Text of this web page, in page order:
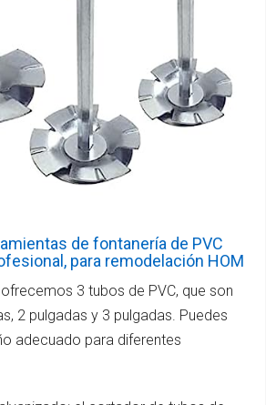
de fontanería de PVC
para remodelación HOM
3 tubos de PVC, que son
2 pulgadas y 3 pulgadas. Puedes
adecuado para diferentes